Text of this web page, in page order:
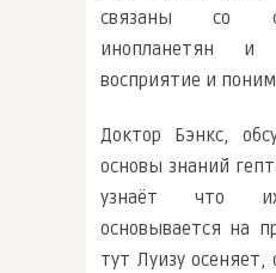
связаны со
инопланетян и
восприятие и
Доктор Бэнкс,
основы знаний
узнаёт что
основывается на
тут Луизу